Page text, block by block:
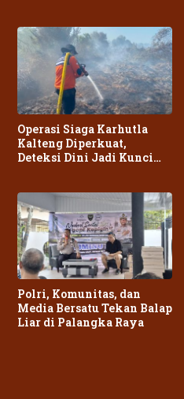
Operasi Siaga Karhutla
Kalteng Diperkuat,
Deteksi Dini Jadi Kunci
Polri, Komunitas, dan
Media Bersatu Tekan Balap
Liar di Palangka Raya